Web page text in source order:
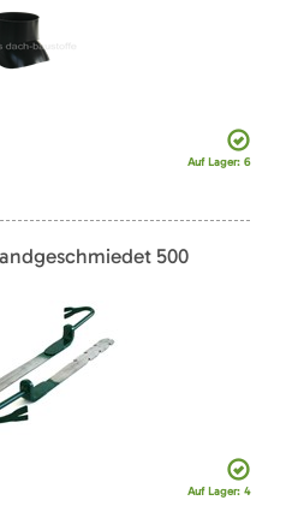
Auf Lager: 6
500
Auf Lager: 4